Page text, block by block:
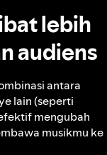
lebih
audiens
antara
lain (seperti
mengubah
musikmu ke